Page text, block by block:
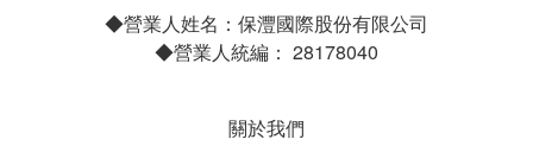
◆營業人姓名：保灃國際股份有限公司
◆營業人統編： 28178040
關於我們